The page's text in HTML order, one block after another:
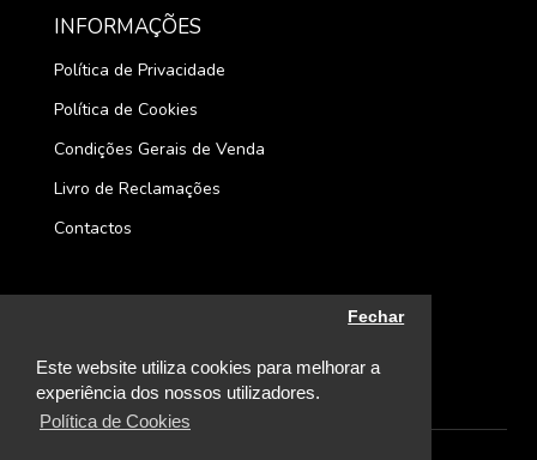
Este website utiliza cookies para melhorar a
experiência dos nossos utilizadores.
Política de Cookies
Fechar
INFORMAÇÕES
Política de Privacidade
Política de Cookies
Condições Gerais de Venda
Livro de Reclamações
Contactos